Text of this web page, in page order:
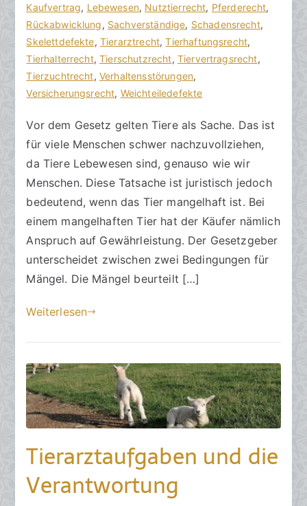
s
a
n
w
ä
l
e
e
n
t
l
i
c
t
a
m
7
.
i
2
0
4
Kaufvertrag, Lebewesen, Nutztierrecht, Pferderecht,
Rückabwicklung, Sachverständige, Schadensrecht,
Skelettdefekte, Tierarztrecht,Tierhaftungsrecht,
Tierhalterrecht,Tierschutzrecht, Tiervertragsrecht,
Tierzuchtrecht, Verhaltensstörungen,
Versicherungsrecht, Weichteiledefekte
r
e
zu
Ein
Tier
mit
Vor dem Gesetz gelten Tiere als Sache. Das ist
für viele Menschen schwer nachzuvollziehen,
da Tiere Lebewesen sind, genauso wie wir
Menschen. Diese Tatsache ist juristisch jedoch
bedeutend, wenn das Tier mangelhaft ist. Bei
einem mangelhaften Tier hat der Käufer nämlich
Anspruch auf Gewährleistung. Der Gesetzgeber
unterscheidet zwischen zwei Bedingungen für
Mängel. Die Mängel beurteilt […]
Weiterlesen
Tierarztaufgaben und die
Verantwortung